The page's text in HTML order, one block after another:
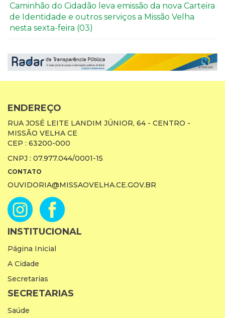
Caminhão do Cidadão leva emissão da nova Carteira
de Identidade e outros serviços a Missão Velha
nesta sexta-feira (03)
ENDEREÇO
RUA JOSÉ LEITE LANDIM JÚNIOR, 64 - CENTRO -
MISSÃO VELHA CE
CEP : 63200-000
CNPJ : 07.977.044/0001-15
CONTATO
OUVIDORIA@MISSAOVELHA.CE.GOV.BR
INSTITUCIONAL
Página Inicial
A Cidade
Secretarias
SECRETARIAS
Saúde